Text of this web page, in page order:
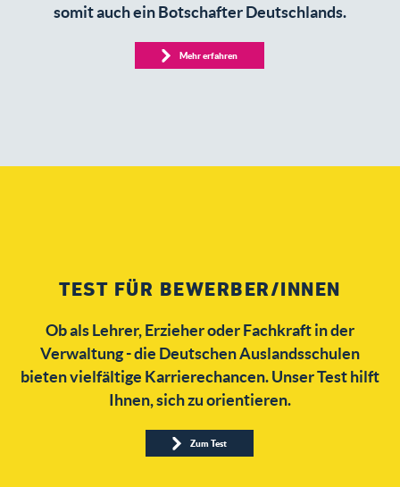
somit auch ein Botschafter Deutschlands.
Mehr erfahren
TEST FÜR BEWERBER/INNEN
Ob als Lehrer, Erzieher oder Fachkraft in der
Verwaltung - die Deutschen Auslandsschulen
bieten vielfältige Karrierechancen. Unser Test hilft
Ihnen, sich zu orientieren.
Zum Test